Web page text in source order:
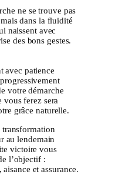
ne se trouve pas
dans la fluidité
naissent avec
des bons gestes.
avec patience
votre démarche
vous ferez sera
grâce naturelle.
transformation
au lendemain
victoire vous
l’objectif :
et assurance.